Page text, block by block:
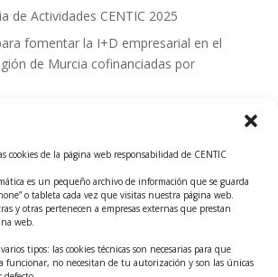
cookies de la página web responsabilidad de CENTIC
es un pequeño archivo de información que se guarda
o tableta cada vez que visitas nuestra página web.
y otras pertenecen a empresas externas que prestan
web.
tipos: las cookies técnicas son necesarias para que
funcionar, no necesitan de tu autorización y son las únicas
de Actividades CENTIC 2025
fomentar la I+D empresarial en el
de Murcia cofinanciadas por
ed.
el apoyo a las empresas
potencial tecnológico y escalables
de Innovación. Ayudas INFO
de servicios de Innovación y